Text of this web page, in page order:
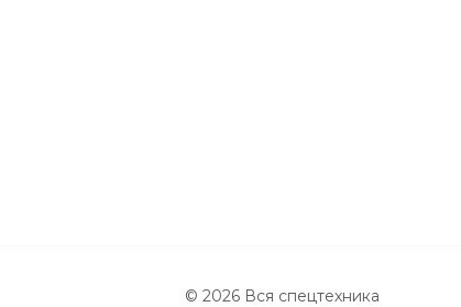
© 2026 Вся спецтехника